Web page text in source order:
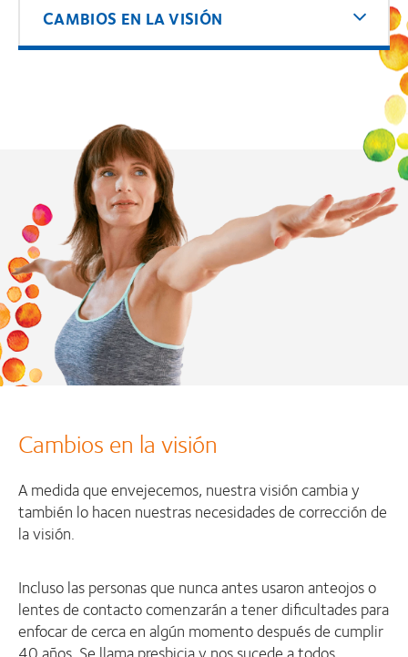
CAMBIOS EN LA VISIÓN
Cambios en la visión
A medida que envejecemos, nuestra visión cambia y
también lo hacen nuestras necesidades de corrección de
la visión.
Incluso las personas que nunca antes usaron anteojos o
lentes de contacto comenzarán a tener dificultades para
enfocar de cerca en algún momento después de cumplir